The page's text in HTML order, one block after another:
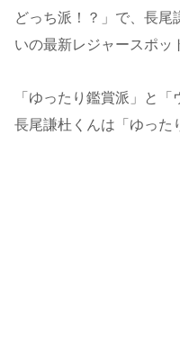
どっち派！？」で、長尾
いの最新レジャースポッ
「ゆったり鑑賞派」と「
長尾謙杜くんは「ゆった